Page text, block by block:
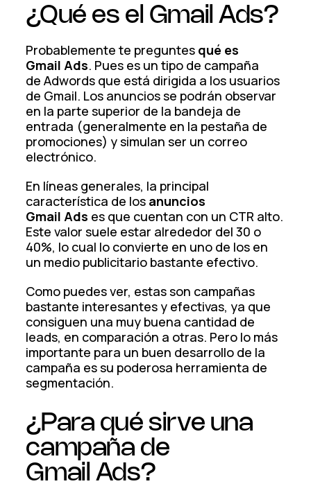
¿Qué es el Gmail Ads?
Probablemente te preguntes qué es
Gmail Ads. Pues es un tipo de campaña
de Adwords que está dirigida a los usuarios
de Gmail. Los anuncios se podrán observar
en la parte superior de la bandeja de
entrada (generalmente en la pestaña de
promociones) y simulan ser un correo
electrónico.
En líneas generales, la principal
característica de los anuncios
Gmail Ads es que cuentan con un CTR alto.
Este valor suele estar alrededor del 30 o
40%, lo cual lo convierte en uno de los en
un medio publicitario bastante efectivo.
Como puedes ver, estas son campañas
bastante interesantes y efectivas, ya que
consiguen una muy buena cantidad de
leads, en comparación a otras. Pero lo más
importante para un buen desarrollo de la
campaña es su poderosa herramienta de
segmentación.
¿Para qué sirve una
campaña de
Gmail Ads?